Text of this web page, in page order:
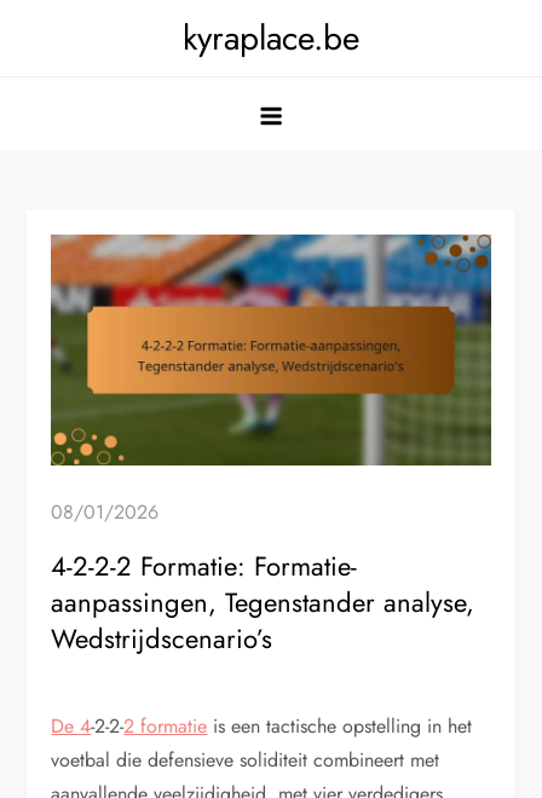
kyraplace.be
08/01/2026
4-2-2-2 Formatie: Formatie-
aanpassingen, Tegenstander analyse,
Wedstrijdscenario’s
De 4-2-2-2 formatie is een tactische opstelling in het
voetbal die defensieve soliditeit combineert met